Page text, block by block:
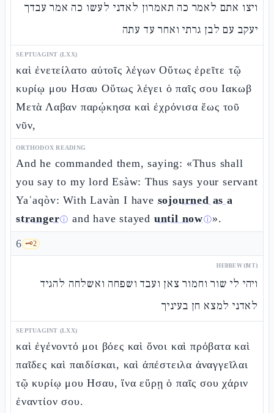
ויצו אתם לאמר כה תאמרון לאדני לעשו כה אמר עבדך
יעקב עם לבן גרתי ואחר עד עתה
SEPTUAGINT (LXX)
καὶ ἐνετείλατο αὐτοῖς λέγων Οὕτως ἐρεῖτε τῷ
κυρίῳ μου Ησαυ Οὕτως λέγει ὁ παῖς σου Ιακωβ
Μετὰ Λαβαν παρῴκησα καὶ ἐχρόνισα ἕως τοῦ
νῦν,
ORTHODOX READING
And he commanded them, saying: «Thus shall
you say to my lord Esàw: Thus says your servant
Yaʿaqòv: With Lavàn I have sojourned as a
strangerⓘ and have stayed until nowⓘ».
6 🗝️2
HEBREW (MT)
ויהי לי שור וחמור צאן ועבד ושפחה ואשלחה להגיד
לאדני למצא חן בעיניך
SEPTUAGINT (LXX)
καὶ ἐγένοντό μοι βόες καὶ ὄνοι καὶ πρόβατα καὶ
παῖδες καὶ παιδίσκαι, καὶ ἀπέστειλα ἀναγγεῖλαι
τῷ κυρίῳ μου Ησαυ, ἵνα εὕρῃ ὁ παῖς σου χάριν
ἐναντίον σου.